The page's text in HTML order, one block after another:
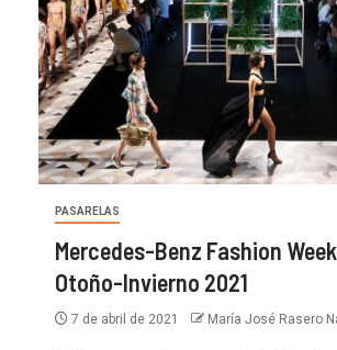
PASARELAS
Mercedes-Benz Fashion
Otoño-Invierno 2021
7 de abril de 2021 María José Rasero